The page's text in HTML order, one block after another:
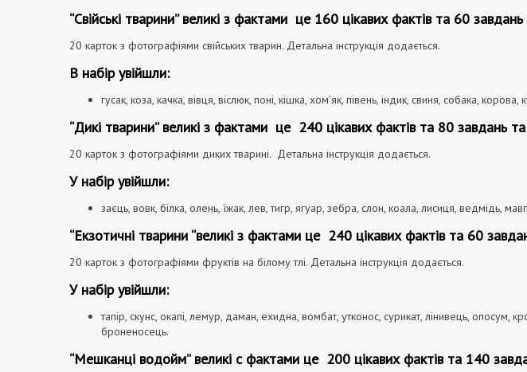
“Свійські тварини” великі з фактами це 160 цікавих фактів та 60
20 карток з фотографіями свійських тварин. Детальна інструкція додається.
В набір увійшли:
гусак, коза, качка, вівця, віслюк, поні, кішка, хом’як, півень, індик, свиня, собака, корова,
“Дикі тварини” великі з фактами це 240 цікавих фактів та 80 завдань
20 карток з фотографіями диких тварині. Детальна інструкція додається.
У набір увійшли:
заєць, вовк, білка, олень, їжак, лев, тигр, ягуар, зебра, слон, коала, лисиця, ведмідь,
“Екзотичні тварини “великі з фактами це 240 цікавих фактів та 60
20 карток з фотографіями фруктів на білому тлі. Детальна інструкція додається.
У набір увійшли:
тапір, скунс, окапі, лемур, даман, ехидна, вомбат, утконос, сурикат, лінивець,
броненосець.
“Мешканці водойм” великі с фактами це 200 цікавих фактів та 140